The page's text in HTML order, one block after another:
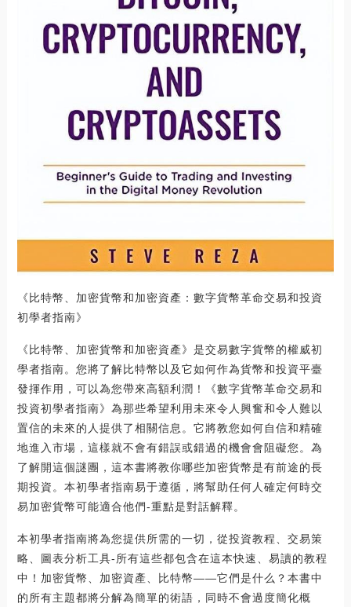
《比特幣、加密貨幣和加密資產：數字貨幣革命交易和投資
初學者指南》
《比特幣、加密貨幣和加密資產》是交易數字貨幣的權威初
學者指南。您將了解比特幣以及它如何作為貨幣和投資平臺
發揮作用，可以為您帶來高額利潤！《數字貨幣革命交易和
投資初學者指南》為那些希望利用未來令人興奮和令人難以
置信的未來的人提供了相關信息。它將教您如何自信和精確
地進入市場，這樣就不會有錯誤或錯過的機會會阻礙您。為
了解開這個謎團，這本書將教你哪些加密貨幣是有前途的長
期投資。本初學者指南易于遵循，將幫助任何人確定何時交
易加密貨幣可能適合他們-重點是對話解釋。
本初學者指南將為您提供所需的一切，從投資教程、交易策
略、圖表分析工具-所有這些都包含在這本快速、易讀的教程
中！加密貨幣、加密資產、比特幣——它們是什么？本書中
的所有主題都將分解為簡單的術語，同時不會過度簡化概